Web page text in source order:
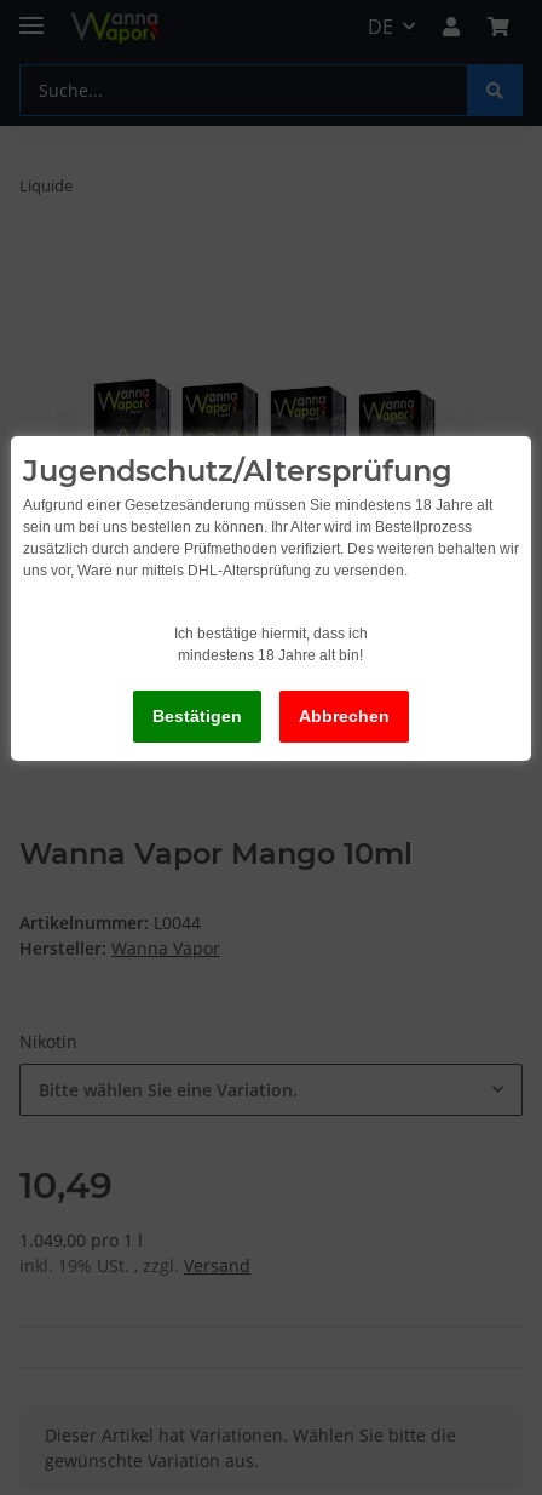
DE
Liquide
Wanna Vapor Mango 10ml
Artikelnummer: L0044
Hersteller: Wanna Vapor
Nikotin
Bitte wählen Sie eine Variation.
10,49
1.049,00 pro 1 l
inkl. 19% USt. , zzgl. Versand
x
Dieser Artikel hat Variationen. Wählen Sie bitte die
gewünschte Variation aus.
Jugendschutz/Altersprüfung
Aufgrund einer Gesetzesänderung müssen Sie mindestens 18 Jahre alt
sein um bei uns bestellen zu können. Ihr Alter wird im Bestellprozess
zusätzlich durch andere Prüfmethoden verifiziert. Des weiteren behalten wir
uns vor, Ware nur mittels DHL-Altersprüfung zu versenden.
Ich bestätige hiermit, dass ich
mindestens 18 Jahre alt bin!